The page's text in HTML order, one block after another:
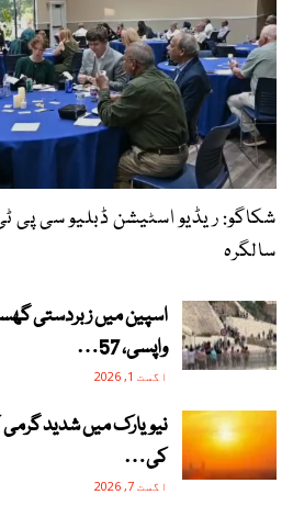
سالگرہ
اسپین میں زبردستی
واپسی، 57…
اگست 1, 2026
نیویارک میں شدید گرمی
کی…
اگست 7, 2026